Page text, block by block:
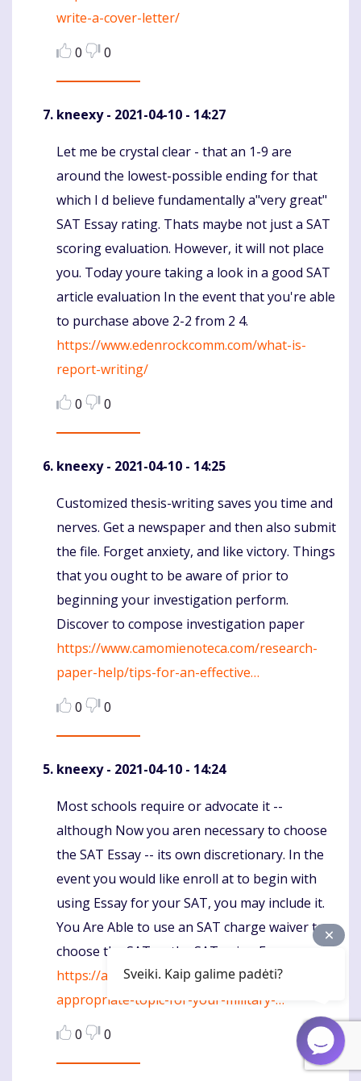
write-a-cover-letter/
0
0
kneexy- 2021-04-10 - 14:27
Komentaras
Let me be crystal clear - that an 1-9 are
around the lowest-possible ending for that
which I d believe fundamentally a"very great"
SAT Essay rating. Thats maybe not just a SAT
scoring evaluation. However, it will not place
you. Today youre taking a look in a good SAT
article evaluation In the event that you're able
to purchase above 2-2 from 2 4.
https://www.edenrockcomm.com/what-is-
report-writing/
0
0
kneexy- 2021-04-10 - 14:25
Komentaras
Customized thesis-writing saves you time and
nerves. Get a newspaper and then also submit
the file. Forget anxiety, and like victory. Things
that you ought to be aware of prior to
beginning your investigation perform.
Discover to compose investigation paper
https://www.camomienoteca.com/research-
paper-help/tips-for-an-effective…
0
0
kneexy- 2021-04-10 - 14:24
Komentaras
Most schools require or advocate it --
although Now you aren necessary to choose
the SAT Essay -- its own discretionary. In the
event you would like enroll at to begin with
using Essay for your SAT, you may include it.
You Are Able to use an SAT charge waiver to
choose the SAT or the SAT using Essay.
https://aprilfoolzone.com/the-most-
appropriate-topic-for-your-military-…
0
0
Sveiki. Kaip galime padėti?